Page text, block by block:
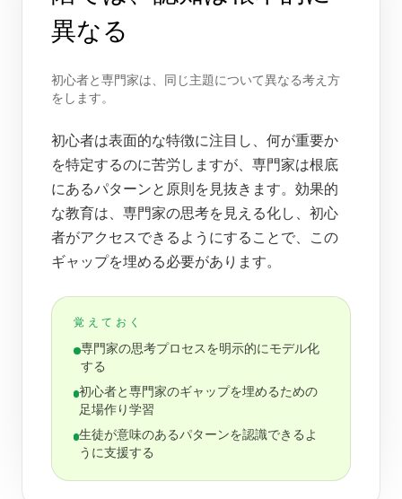
異なる
初心者と専門家は、同じ主題について異なる考え方
をします。
初心者は表面的な特徴に注目し、何が重要か
を特定するのに苦労しますが、専門家は根底
にあるパターンと原則を見抜きます。効果的
な教育は、専門家の思考を見える化し、初心
者がアクセスできるようにすることで、この
ギャップを埋める必要があります。
覚えておく
専門家の思考プロセスを明示的にモデル化
する
初心者と専門家のギャップを埋めるための
足場作り学習
生徒が意味のあるパターンを認識できるよ
うに支援する